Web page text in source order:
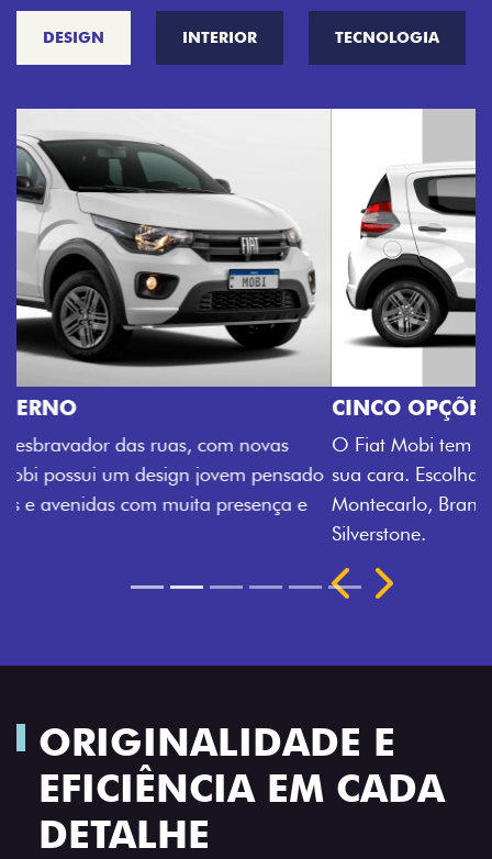
DESIGN INTERIOR TECNOLOGIA
CINCO OPÇÕES DE CORES
O Fiat Mobi tem sempre uma opção de cor que é a
sua cara. Escolha entre o Preto Vulcano, Vermelho
Montecarlo, Branco Banchisa, Prata Bari e Cinza
Rodas de liga leve
ORIGINALIDADE E
EFICIÊNCIA EM CADA
DETALHE